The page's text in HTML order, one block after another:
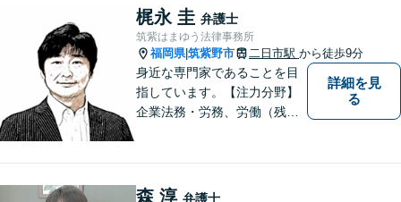
相続など、幅広い困りごとに
対応可能！【完全個室で対
応】
梶永 圭 弁護士
筑紫はまゆう法律事務所
福岡県|筑紫野市 二日市駅 から徒歩9分
身近な専門家であることを目
指しています。【注力分野】
企業法務・労務、労働（残
詳細を見
る
森 淳 弁護士